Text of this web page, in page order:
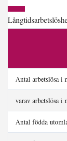
Antal arbetslösa i
varav arbetslösa i
Antal födda